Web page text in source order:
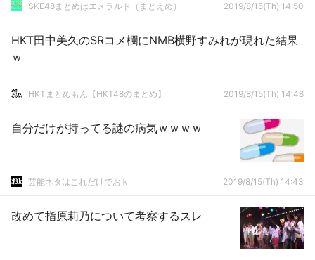
SKE48まとめはエメラルド（まとえめ） 2019/8/15(Th) 14:50
HKT田中美久のSRコメ欄にNMB横野すみれが現れた結果
ｗ
HKTまとめもん【HKT48のまとめ】 2019/8/15(Th) 14:48
自分だけが持ってる謎の病気ｗｗｗｗ
芸能ネタはこれだけでおｋ 2019/8/15(Th) 14:43
改めて指原莉乃について考察するスレ